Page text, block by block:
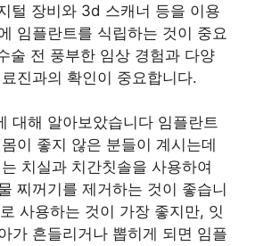
털 장비와 3d 스캐너 등을 이용
임플란트를 식립하는 것이 중요
술 전 풍부한 임상 경험과 다양
진과의 확인이 중요합니다.
대해 알아보았습니다 임플란트
이 좋지 않은 분들이 계시는데
치실과 치간칫솔을 사용하여
찌꺼기를 제거하는 것이 좋습니
사용하는 것이 가장 좋지만, 잇
가 흔들리거나 뽑히게 되면 임플